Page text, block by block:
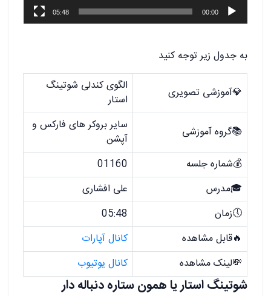
00:00
05:48
به جدول زیر توجه کنید
💎آموزشی تصویری
الگوی کندلی شوتینگ
استار
📚گروه آموزشی
سایر بروکر های فارکس و
آپشن
💰شماره جلسه
01160
🎓مدرس
علی افشاری
🕔زمان
05:48
🔥قابل مشاهده
کانال آپارات
💸لینک مشاهده
کانال یوتیوب
شوتینگ استار یا همون ستاره دنباله دار